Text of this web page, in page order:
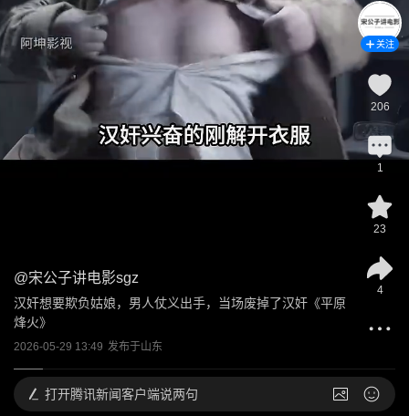
@宋公子讲电影sgz
汉奸想要欺负姑娘，男人仗义出手，当场废掉了汉奸《平原
烽火》
2026-05-29 13:49 发布于山东
关注
206
1
23
4
打开腾讯新闻客户端说两句